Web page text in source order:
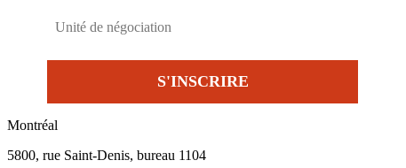
Montréal
5800, rue Saint-Denis, bureau 1104